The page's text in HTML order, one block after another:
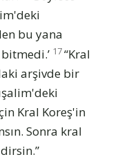
bu yana
17“Kral
arşivde bir
Kral Koreş'in
Sonra kral